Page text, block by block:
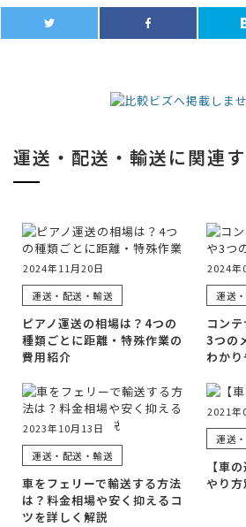
運送・配送・輸送に関連
2024年11月20日
運送・配送・輸送
ピアノ運送の相場は？4つの
種類ごとに距離・特殊作業の
費用紹介
2024年
運送
コン
3つの
わか
2023年10月13日
運送・配送・輸送
車をフェリーで輸送する方法
は？料金相場や安く抑えるコ
ツを詳しく解説
2021年
運送
【車
やり方